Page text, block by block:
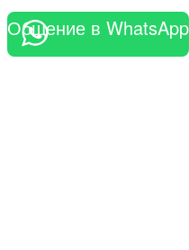
Общение в WhatsApp